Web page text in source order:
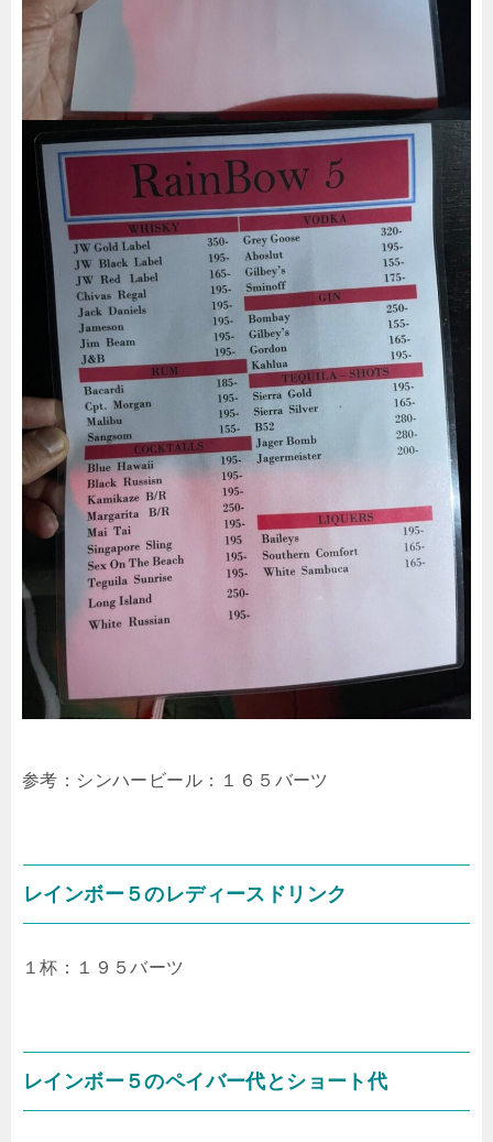
参考：シンハービール：１６５バーツ
レインボー５のレディースドリンク
１杯：１９５バーツ
レインボー５のペイバー代とショート代